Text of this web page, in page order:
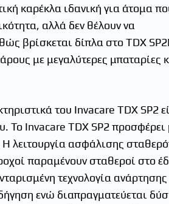
καρέκλα ιδανική για άτομα
αλλά δεν θέλουν να
βρίσκεται δίπλα στο TDX
με μεγαλύτερες μπαταρίες
του Invacare TDX SP2
Το Invacare TDX SP2 προσφέρει
λειτουργία ασφάλισης
παραμένουν σταθεροί στο
τεχνολογία ανάρτησης
ενώ διαπραγματεύεται